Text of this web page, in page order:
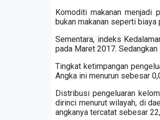
Komoditi makanan menjadi
bukan makanan seperti biaya
Sementara, indeks
pada Maret 2017.
Tingkat ketimpangan
Angka ini menurun sebesar
Distribusi pengeluaran
dirinci menurut wilayah, di
angkanya tercatat sebesar